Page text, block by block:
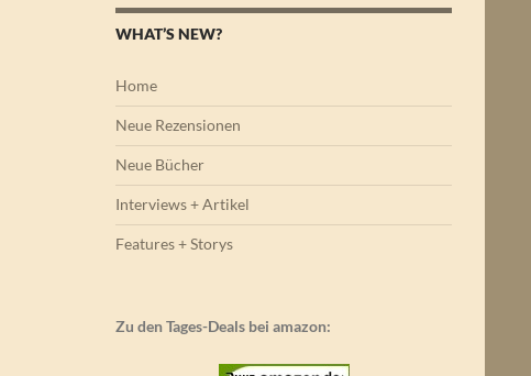
WHAT’S NEW?
Home
Neue Rezensionen
Neue Bücher
Interviews + Artikel
Features + Storys
Zu den Tages-Deals bei amazon: